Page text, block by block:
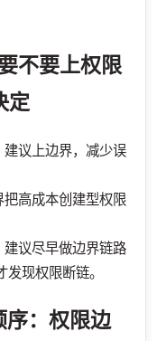
不要上权限
定
建议上边界，减少误
把高成本创建型权限
建议尽早做边界链路
现权限断链。
序：权限边